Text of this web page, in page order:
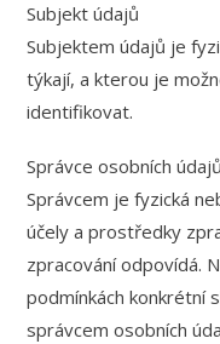
Subjekt údajů
Subjektem údajů je
týkají, a kterou je
identifikovat.
Správce osobních údajů
Správcem je fyzická
účely a prostředky
zpracování odpovídá.
podmínkách konkrétní
správcem osobních